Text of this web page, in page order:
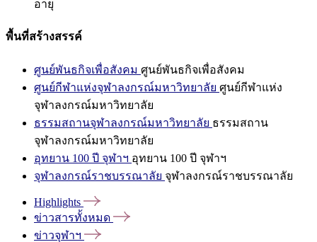
อายุ
พื้นที่สร้างสรรค์
ศูนย์พันธกิจเพื่อสังคม ศูนย์พันธกิจเพื่อสังคม
ศูนย์กีฬาแห่งจุฬาลงกรณ์มหาวิทยาลัย ศูนย์กีฬาแห่ง
จุฬาลงกรณ์มหาวิทยาลัย
ธรรมสถานจุฬาลงกรณ์มหาวิทยาลัย ธรรมสถาน
จุฬาลงกรณ์มหาวิทยาลัย
อุทยาน 100 ปี จุฬาฯ อุทยาน 100 ปี จุฬาฯ
จุฬาลงกรณ์ราชบรรณาลัย จุฬาลงกรณ์ราชบรรณาลัย
Highlights
ข่าวสารทั้งหมด
ข่าวจุฬาฯ